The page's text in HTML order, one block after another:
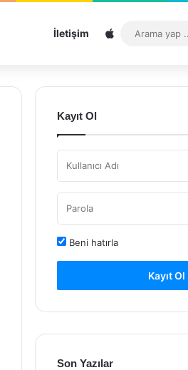
İletişim Sitemap
Kayıt Ol
Beni hatırla
Kayıt Ol
Son Yazılar